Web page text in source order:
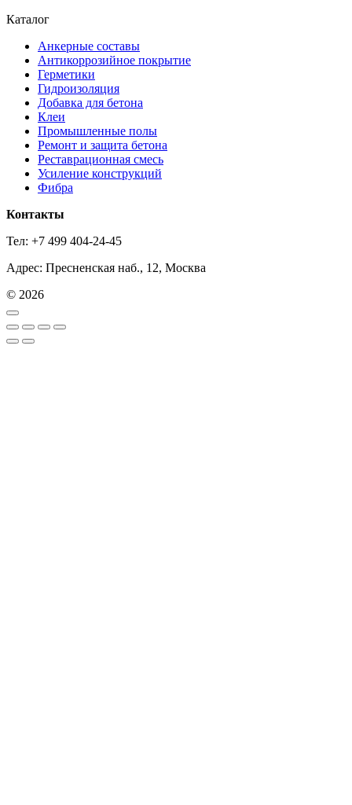
Каталог
Анкерные составы
Антикоррозийное покрытие
Герметики
Гидроизоляция
Добавка для бетона
Клеи
Промышленные полы
Ремонт и защита бетона
Реставрационная смесь
Усиление конструкций
Фибра
Контакты
Тел: +7 499 404-24-45
Адрес: Пресненская наб., 12, Москва
© 2026